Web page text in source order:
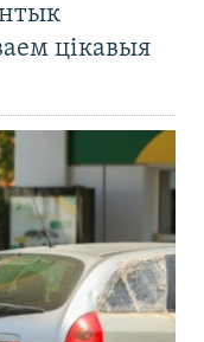
цікавыя